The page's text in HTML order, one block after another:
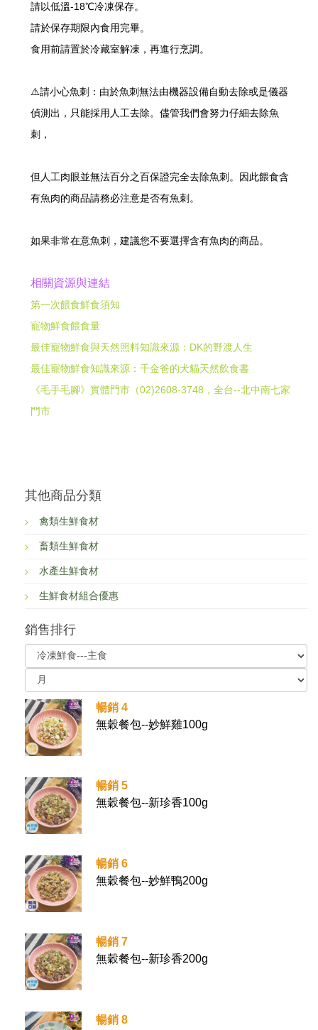
請以低溫-18℃冷凍保存。
請於保存期限內食用完畢。
食用前請置於冷藏室解凍，再進行烹調。
⚠️請小心魚刺：由於魚刺無法由機器設備自動去除或是儀器
偵測出，只能採用人工去除。儘管我們會努力仔細去除魚
刺，
但人工肉眼並無法百分之百保證完全去除魚刺。因此餵食含
有魚肉的商品請務必注意是否有魚刺。
如果非常在意魚刺，建議您不要選擇含有魚肉的商品。
相關資源與連結
第一次餵食鮮食須知
寵物鮮食餵食量
最佳寵物鮮食與天然照料知識來源：DK的野渡人生
最佳寵物鮮食知識來源：千金爸的犬貓天然飲食書
《毛手毛腳》實體門市（02)2608-3748，全台--北中南七家
門市
其他商品分類
禽類生鮮食材
畜類生鮮食材
水產生鮮食材
生鮮食材組合優惠
銷售排行
暢銷 4
無穀餐包--妙鮮雞100g
暢銷 5
無穀餐包--新珍香100g
暢銷 6
無穀餐包--妙鮮鴨200g
暢銷 7
無穀餐包--新珍香200g
暢銷 8